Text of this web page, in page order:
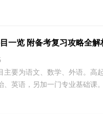
一览 附备考复习攻略全解
主要为语文、数学、外语。
、英语，另加一门专业基础课